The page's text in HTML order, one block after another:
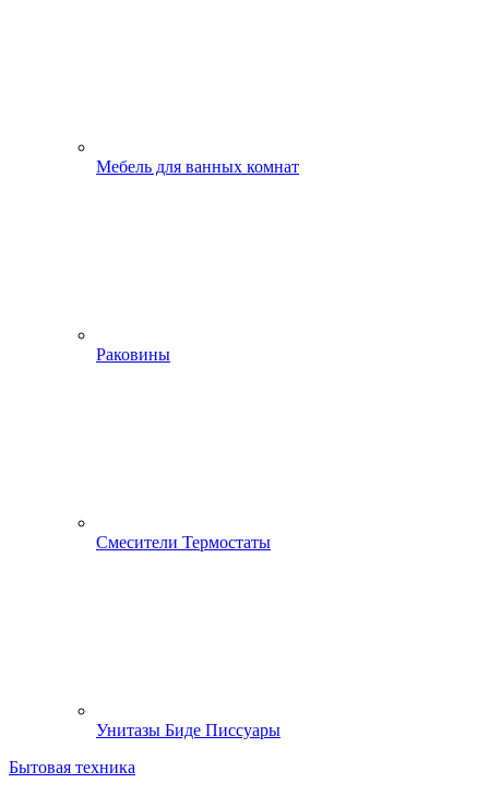
Мебель для ванных комнат
Раковины
Смесители Термостаты
Унитазы Биде Писсуары
Бытовая техника